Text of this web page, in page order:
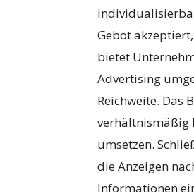
Gebot
bietet
Advertising
Reichweite. Das
verhältnismäßig
umsetzen.
die Anzeigen
Informationen